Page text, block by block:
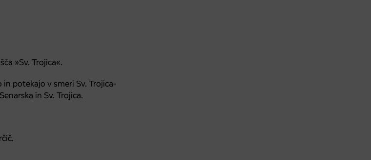
»Sv. Trojica«.
potekajo v smeri Sv. Trojica-
in Sv. Trojica.